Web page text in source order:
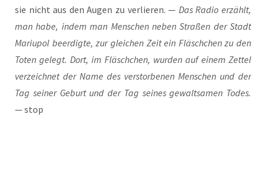
sie nicht aus den Augen zu ver­lie­ren. — Das Radio erzählt,
man habe, indem man Men­schen neben Stra­ßen der Stadt
Mariu­pol beer­dig­te, zur glei­chen Zeit ein Fläsch­chen zu den
Toten gelegt. Dort, im Fläsch­chen, wur­den auf einem Zet­tel
ver­zeich­net der Name des ver­stor­be­nen Men­schen und der
Tag sei­ner Geburt und der Tag sei­nes gewalt­sa­men Todes.
— stop